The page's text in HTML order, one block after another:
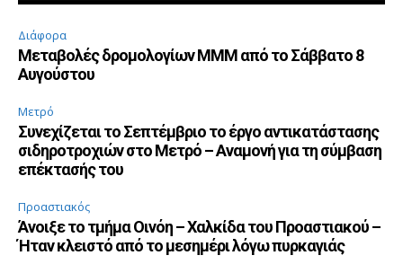
Διάφορα
Μεταβολές δρομολογίων ΜΜΜ από το Σάββατο 8
Αυγούστου
Μετρό
Συνεχίζεται το Σεπτέμβριο το έργο αντικατάστασης
σιδηροτροχιών στο Μετρό – Αναμονή για τη σύμβαση
επέκτασής του
Προαστιακός
Άνοιξε το τμήμα Οινόη – Χαλκίδα του Προαστιακού –
Ήταν κλειστό από το μεσημέρι λόγω πυρκαγιάς